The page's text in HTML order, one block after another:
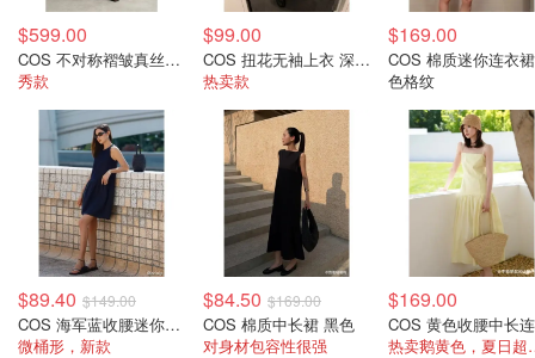
$599.00
COS 不对称褶皱真丝礼服 灰色
秀款
$99.00
COS 扭花无袖上衣 深绿色
热卖款
$169.00
COS 棉质迷你连衣
色格纹
$89.40 $149.00
COS 海军蓝收腰迷你连衣裙
微桶形，新款
$84.50 $169.00
COS 棉质中长裙 黑色
对身材包容性很强
$169.00
热卖